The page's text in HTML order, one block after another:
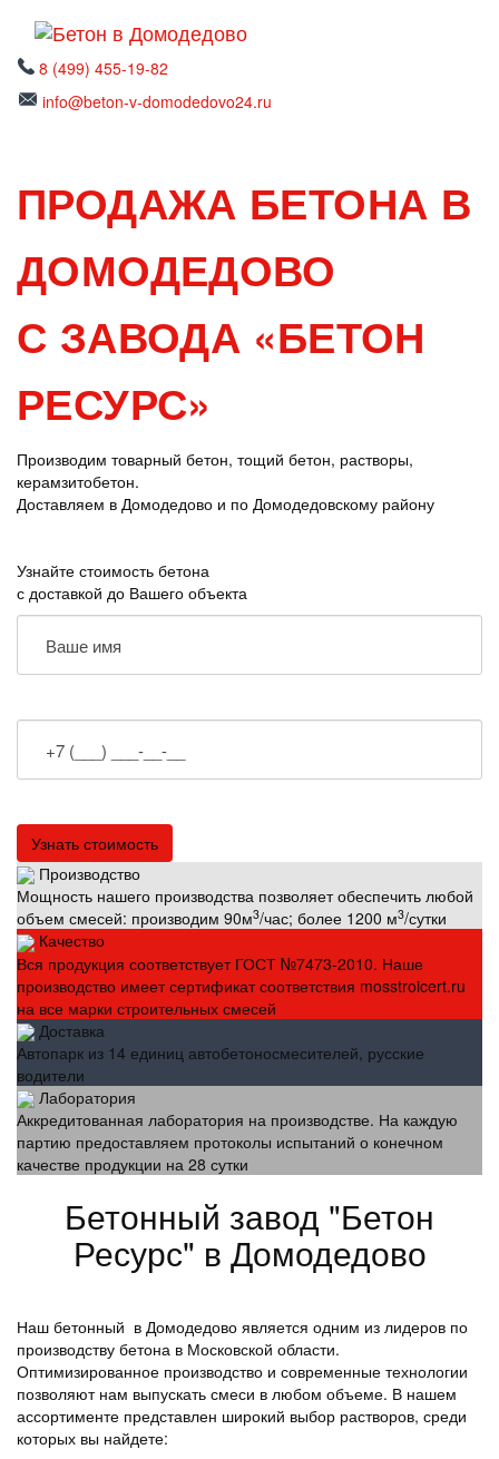
8 (499) 455-19-82
info@beton-v-domodedovo24.ru
ПРОДАЖА БЕТОНА В
ДОМОДЕДОВО
С ЗАВОДА «БЕТОН
РЕСУРС»
Производим товарный бетон, тощий бетон, растворы,
керамзитобетон.
Доставляем в Домодедово и по Домодедовскому району
Узнайте стоимость бетона
с доставкой до Вашего объекта
Производство
Мощность нашего производства позволяет обеспечить любой
объем смесей: производим 90м3/час; более 1200 м3/сутки
Качество
Вся продукция соответствует ГОСТ №7473-2010. Наше
производство имеет сертификат соответствия mosstroicert.ru
на все марки строительных смесей
Доставка
Автопарк из 14 единиц автобетоносмесителей, русские
водители
Лаборатория
Аккредитованная лаборатория на производстве. На каждую
партию предоставляем протоколы испытаний о конечном
качестве продукции на 28 сутки
Бетонный завод "Бетон
Ресурс" в Домодедово
Наш бетонный в Домодедово является одним из лидеров по
производству бетона в Московской области.
Оптимизированное производство и современные технологии
позволяют нам выпускать смеси в любом объеме. В нашем
ассортименте представлен широкий выбор растворов, среди
которых вы найдете: